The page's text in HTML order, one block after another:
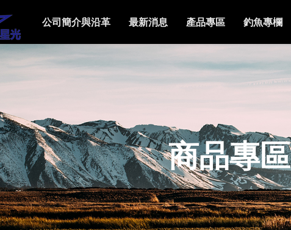
公司簡介與沿革 最新消息 產品專區 釣魚專欄
商品專區